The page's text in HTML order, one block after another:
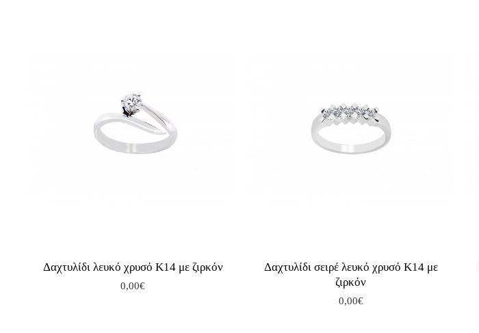
Δαχτυλίδι λευκό χρυσό Κ14 με ζιρκόν
0,00€
Δαχτυλίδι σειρέ λευκό χρυσό Κ14 με
ζιρκόν
0,00€